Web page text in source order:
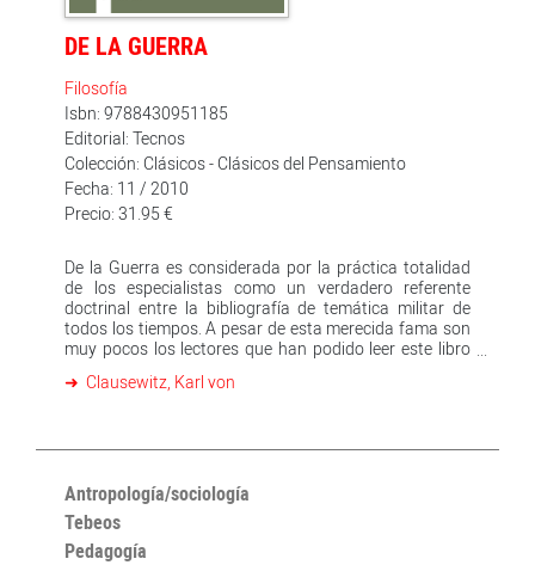
DE LA GUERRA
Filosofía
Isbn: 9788430951185
Editorial: Tecnos
Colección: Clásicos - Clásicos del Pensamiento
Fecha: 11 / 2010
Precio: 31.95 €
De la Guerra es considerada por la práctica totalidad
de los especialistas como un verdadero referente
doctrinal entre la bibliografía de temática militar de
todos los tiempos. A pesar de esta merecida fama son
muy pocos los lectores que han podido leer este libro
de considerable extensión, sino, más bien, por el hecho
en plena tarea de ordenación de sus textos. Acometer
cumbre de Clausewitz sin eliminar las partes esenciales
y más brillantes del libro, sin riesgo de mutilaciones
arbitrarias, sólo era posible siguiendo las indicaciones
de grandes especialistas con especial dedicación a
Clausewitz, Karl von
Antropología/sociología
Tebeos
Pedagogía